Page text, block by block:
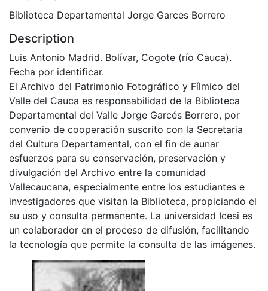
Biblioteca Departamental Jorge Garces Borrero
Description
Luis Antonio Madrid. Bolívar, Cogote (río Cauca).
Fecha por identificar.
El Archivo del Patrimonio Fotográfico y Fílmico del
Valle del Cauca es responsabilidad de la Biblioteca
Departamental del Valle Jorge Garcés Borrero, por
convenio de cooperación suscrito con la Secretaria
del Cultura Departamental, con el fin de aunar
esfuerzos para su conservación, preservación y
divulgación del Archivo entre la comunidad
Vallecaucana, especialmente entre los estudiantes e
investigadores que visitan la Biblioteca, propiciando el
su uso y consulta permanente. La universidad Icesi es
un colaborador en el proceso de difusión, facilitando
la tecnología que permite la consulta de las imágenes.